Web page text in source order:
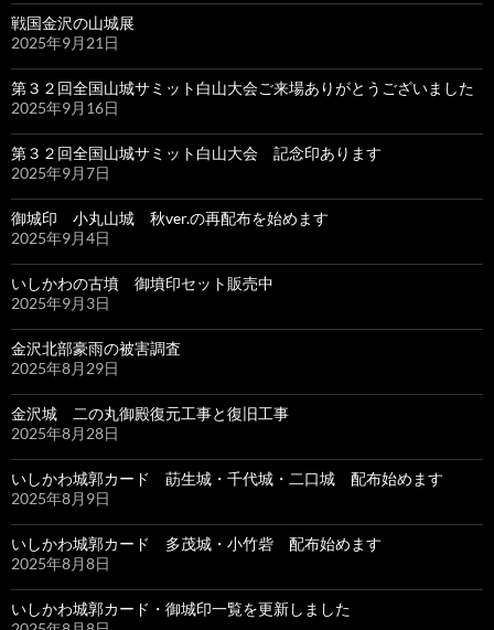
戦国金沢の山城展
2025年9月21日
第３２回全国山城サミット白山大会ご来場ありがとうございました
2025年9月16日
第３２回全国山城サミット白山大会 記念印あります
2025年9月7日
御城印 小丸山城 秋ver.の再配布を始めます
2025年9月4日
いしかわの古墳 御墳印セット販売中
2025年9月3日
金沢北部豪雨の被害調査
2025年8月29日
金沢城 二の丸御殿復元工事と復旧工事
2025年8月28日
いしかわ城郭カード 莇生城・千代城・二口城 配布始めます
2025年8月9日
いしかわ城郭カード 多茂城・小竹砦 配布始めます
2025年8月8日
いしかわ城郭カード・御城印一覧を更新しました